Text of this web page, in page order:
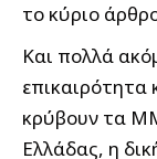
το κύριο
Και πολλά
επικαιρότητα
κρύβουν τα
Ελλάδας, η